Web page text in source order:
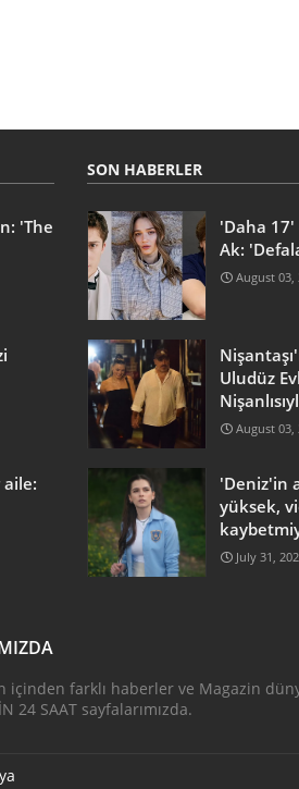
'The
SON HABERLER
'Daha 17'
Ak:
August 03,
Uludüz
August 03,
'Deniz'in
yüksek,
July 31,
içinden farklı haberler ve Magazin
24 SAAT sayfalarımızda.